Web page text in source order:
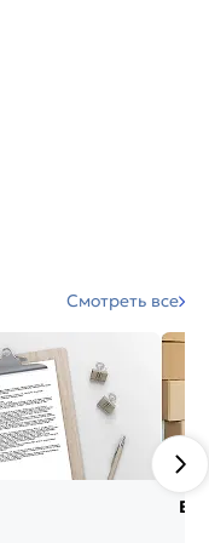
Смотреть все